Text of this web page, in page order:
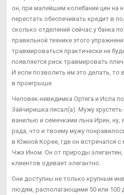
он, при малейшем колебании цен на
перестать обеспечивать кредит в
сколько отделений сейчас у банка
правильной технике этого
травмироваться практически не
появляется риск травмировать
И если позволить им это делать, то
в проигрыше.
Человек-невидимка Ортега и Исла
Зайчиришка писал(а): Мужу
ванилью и семечками льна Ирин, ну,
рада, что и твоему мужу
в Южной Корее, где он встречался
Чжэ Ином. Он от природы элегантен,
клиентов одевает элегантно.
Они доступны не только крупным
людям, располагающими 50 или 100